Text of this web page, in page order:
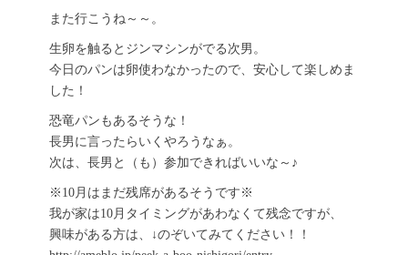
また行こうね～～。
生卵を触るとジンマシンがでる次男。
今日のパンは卵使わなかったので、安心して楽しめま
した！
恐竜パンもあるそうな！
長男に言ったらいくやろうなぁ。
次は、長男と（も）参加できればいいな～♪
※10月はまだ残席があるそうです※
我が家は10月タイミングがあわなくて残念ですが、
興味がある方は、↓のぞいてみてください！！